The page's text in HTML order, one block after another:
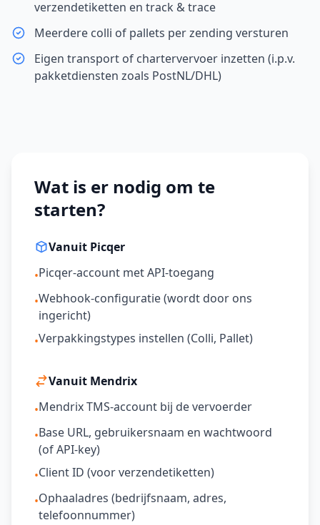
verzendetiketten en track & trace
Meerdere colli of pallets per zending versturen
Eigen transport of chartervervoer inzetten (i.p.v.
pakketdiensten zoals PostNL/DHL)
Wat is er nodig om te
starten?
Vanuit Picqer
•Picqer-account met API-toegang
•Webhook-configuratie (wordt door ons
ingericht)
•Verpakkingstypes instellen (Colli, Pallet)
Vanuit Mendrix
•Mendrix TMS-account bij de vervoerder
•Base URL, gebruikersnaam en wachtwoord
(of API-key)
•Client ID (voor verzendetiketten)
•Ophaaladres (bedrijfsnaam, adres,
telefoonnummer)